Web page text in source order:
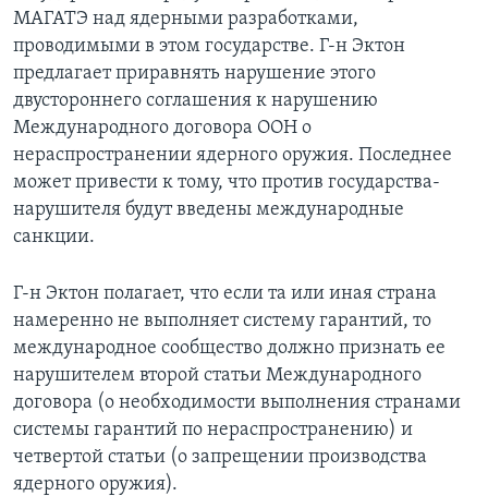
МАГАТЭ над ядерными разработками,
проводимыми в этом государстве. Г-н Эктон
предлагает приравнять нарушение этого
двустороннего соглашения к нарушению
Международного договора ООН о
нераспространении ядерного оружия. Последнее
может привести к тому, что против государства-
нарушителя будут введены международные
санкции.
Г-н Эктон полагает, что если та или иная страна
намеренно не выполняет систему гарантий, то
международное сообщество должно признать ее
нарушителем второй статьи Международного
договора (о необходимости выполнения странами
системы гарантий по нераспространению) и
четвертой статьи (о запрещении производства
ядерного оружия).